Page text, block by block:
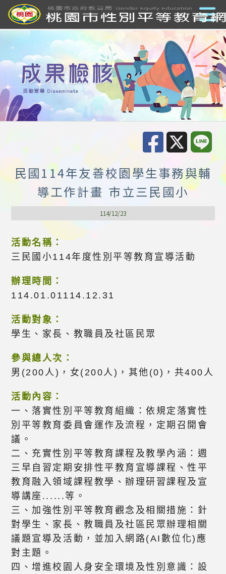
民國114年友善校園學生事務與輔
導工作計畫 市立三民國小
114/12/23
活動名稱：
三民國小114年度性別平等教育宣導活動
辦理時間：
114.01.01114.12.31
活動對象：
學生、家長、教職員及社區民眾
參與總人次：
男(200人)，女(200人)，其他(0)，共400人
活動內容：
一、落實性別平等教育組織：依規定落實性
別平等教育委員會運作及流程，定期召開會
議。
二、充實性別平等教育課程及教學內涵：週
三早自習定期安排性平教育宣導課程、性平
教育融入領域課程教學、辦理研習課程及宣
導講座......等。
三、加強性別平等教育觀念及相關措施：針
對學生、家長、教職員及社區民眾辦理相關
議題宣導及活動，並加入網路(AI數位化)應
對主題。
四、增進校園人身安全環境及性別意識：設